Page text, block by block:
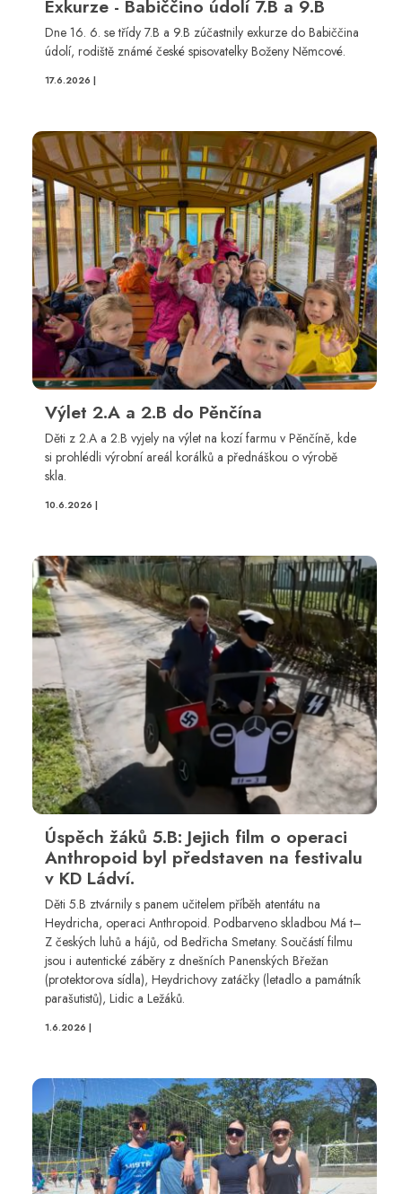
Exkurze - Babiččino údolí 7.B a 9.B
Dne 16. 6. se třídy 7.B a 9.B zúčastnily exkurze do Babiččina
údolí, rodiště známé české spisovatelky Boženy Němcové.
17.6.2026 |
Výlet 2.A a 2.B do Pěnčína
Děti z 2.A a 2.B vyjely na výlet na kozí farmu v Pěnčíně, kde
si prohlédli výrobní areál korálků a přednáškou o výrobě
skla.
10.6.2026 |
Úspěch žáků 5.B: Jejich film o operaci
Anthropoid byl představen na festivalu
v KD Ládví.
Děti 5.B ztvárnily s panem učitelem příběh atentátu na
Heydricha, operaci Anthropoid. Podbarveno skladbou Má t–
Z českých luhů a hájů, od Bedřicha Smetany. Součástí filmu
jsou i autentické záběry z dnešních Panenských Břežan
(protektorova sídla), Heydrichovy zatáčky (letadlo a památník
parašutistů), Lidic a Ležáků.
1.6.2026 |